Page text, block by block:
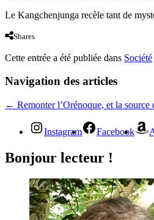
Le Kangchenjunga recèle tant de
Shares
Cette entrée a été publiée dans Société
Navigation des articles
← Remonter l’Orénoque, et la source
Instagram Facebook
Bonjour lecteur !